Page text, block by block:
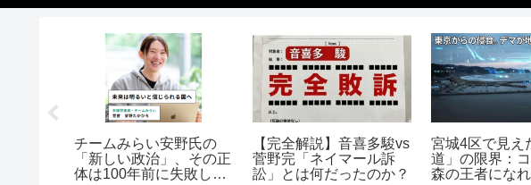
チームみらい安野氏の
「新しい政治」、その正
体は100年前に失敗した
【完全解説】音喜多駿vs
菅野完「ネイマール訴
訟」とは何だったのか？
宮城4区で見え
道」の限界：
森の王者にな